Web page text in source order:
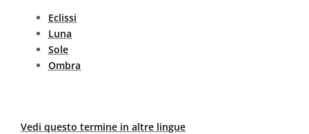
Eclissi
Luna
Sole
Ombra
Vedi questo termine in altre lingue